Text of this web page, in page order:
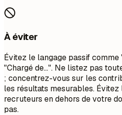
À éviter
Évitez le langage passif comme
"Chargé de...". Ne listez pas
; concentrez-vous sur les
les résultats mesurables. Évitez
recruteurs en dehors de votre
pas.